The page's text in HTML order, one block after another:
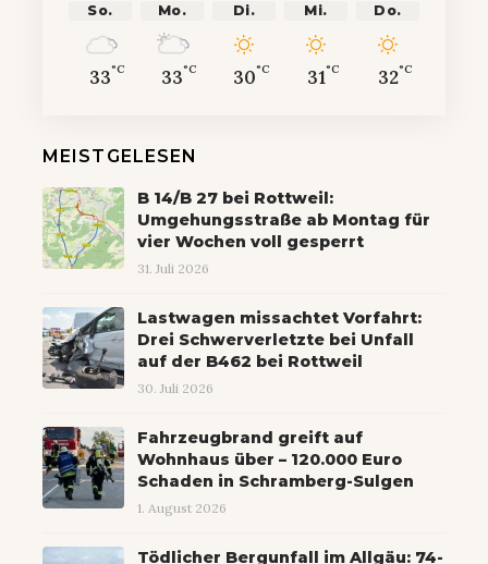
So.
33°C
Mo.
33°C
Di.
30°C
Mi.
31°C
Do.
32°C
MEISTGELESEN
B 14/B 27 bei Rottweil:
Umgehungsstraße ab Montag für
vier Wochen voll gesperrt
31. Juli 2026
Lastwagen missachtet Vorfahrt:
Drei Schwerverletzte bei Unfall
auf der B462 bei Rottweil
30. Juli 2026
Fahrzeugbrand greift auf
Wohnhaus über – 120.000 Euro
Schaden in Schramberg-Sulgen
1. August 2026
Tödlicher Bergunfall im Allgäu: 74-